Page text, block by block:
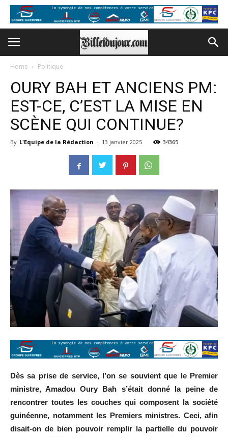
Home Politique
OURY BAH ET ANCIENS PM:
EST-CE, C’EST LA MISE EN
SCÈNE QUI CONTINUE?
By L'Equipe de la Rédaction - 13 janvier 2025 34365
Dès sa prise de service, l’on se souvient que le Premier
ministre, Amadou Oury Bah s’était donné la peine de
rencontrer toutes les couches qui composent la société
guinéenne, notamment les Premiers ministres. Ceci, afin
disait-on de bien pouvoir remplir la partielle du pouvoir